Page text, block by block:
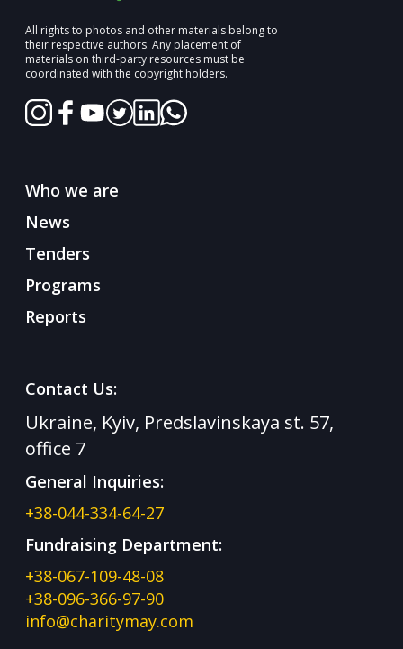
All rights to photos and other materials belong to
their respective authors. Any placement of
materials on third-party resources must be
coordinated with the copyright holders.
Who we are
News
Tenders
Programs
Reports
Contact Us:
Ukraine, Kyiv, Predslavinskaya st. 57,
office 7
General Inquiries:
+38-044-334-64-27
Fundraising Department:
+38-067-109-48-08
+38-096-366-97-90
info@charitymay.com